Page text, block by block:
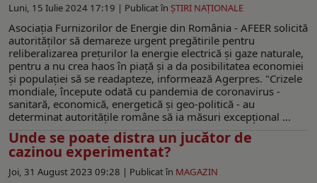
Luni, 15 Iulie 2024 17:19 | Publicat în ŞTIRI NAŢIONALE
Asociaţia Furnizorilor de Energie din România - AFEER solicită
autorităţilor să demareze urgent pregătirile pentru
reliberalizarea preţurilor la energie electrică şi gaze naturale,
pentru a nu crea haos în piaţă şi a da posibilitatea economiei
şi populaţiei să se readapteze, informează Agerpres. "Crizele
mondiale, începute odată cu pandemia de coronavirus -
sanitară, economică, energetică şi geo-politică - au
determinat autorităţile române să ia măsuri excepţional ...
Unde se poate distra un jucător de
cazinou experimentat?
Joi, 31 August 2023 09:28 | Publicat în MAGAZIN